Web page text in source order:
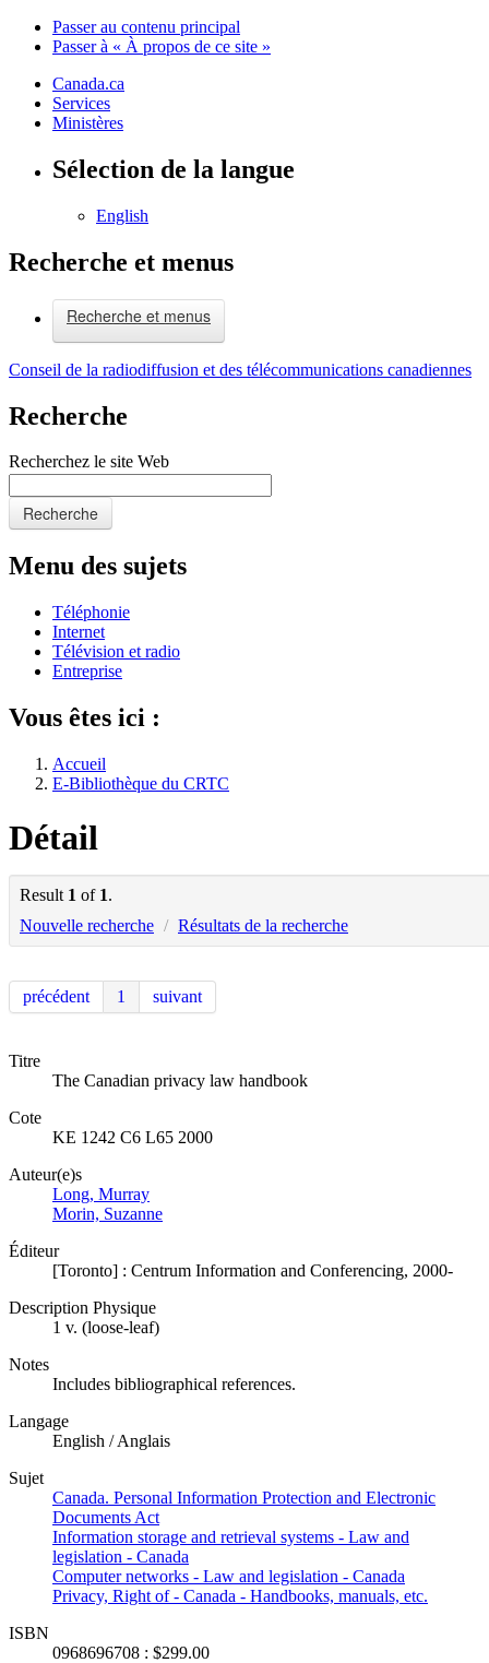
Passer au contenu principal
Passer à « À propos de ce site »
Canada.ca
Services
Ministères
Sélection de la langue
English
Recherche et menus
Recherche et menus
Conseil de la radiodiffusion et des télécommunications canadiennes
Recherche
Recherchez le site Web
Recherche
Menu des sujets
Téléphonie
Internet
Télévision et radio
Entreprise
Vous êtes ici :
Accueil
E-Bibliothèque du CRTC
Détail
Result 1 of 1.
Nouvelle recherche / Résultats de la recherche
précédent 1 suivant
Titre
The Canadian privacy law handbook
Cote
KE 1242 C6 L65 2000
Auteur(e)s
Long, Murray
Morin, Suzanne
Éditeur
[Toronto] : Centrum Information and Conferencing, 2000-
Description Physique
1 v. (loose-leaf)
Notes
Includes bibliographical references.
Langage
English / Anglais
Sujet
Canada. Personal Information Protection and Electronic
Documents Act
Information storage and retrieval systems - Law and
legislation - Canada
Computer networks - Law and legislation - Canada
Privacy, Right of - Canada - Handbooks, manuals, etc.
ISBN
0968696708 : $299.00